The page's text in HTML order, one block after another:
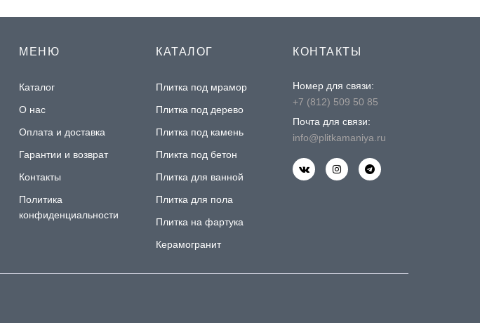
МЕНЮ
Каталог
О нас
Оплата и доставка
Гарантии и возврат
Контакты
Политика
конфиденциальности
КАТАЛОГ
Плитка под мрамор
Плитка под дерево
Плитка под камень
Пликта под бетон
Плитка для ванной
Плитка для пола
Плитка на фартука
Керамогранит
КОНТАКТЫ
Номер для связи:
+7 (812) 509 50 85
Почта для связи:
info@plitkamaniya.ru